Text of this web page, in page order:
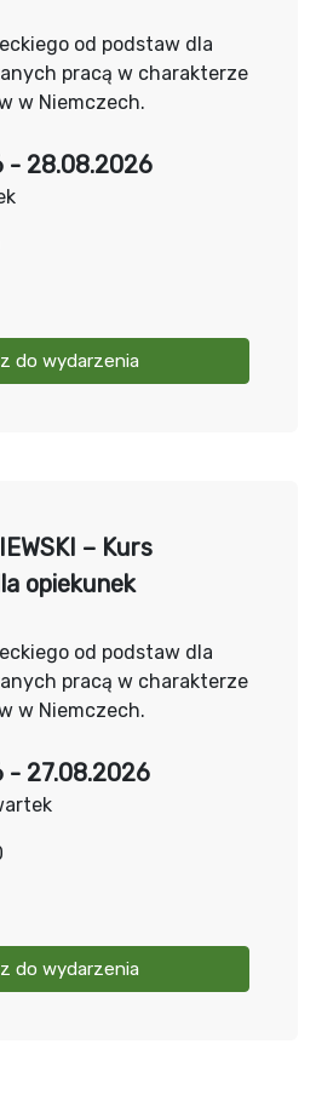
- 28.08.2026
do wydarzenia
od podstaw dla
pracą w charakterze
w Niemczech.
- 27.08.2026
do wydarzenia
– Kurs
opiekunek
od podstaw dla
pracą w charakterze
w Niemczech.